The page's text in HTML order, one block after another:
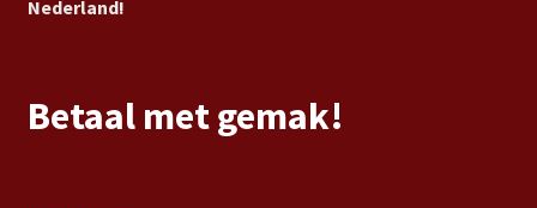
Nederland!
Betaal met gemak!